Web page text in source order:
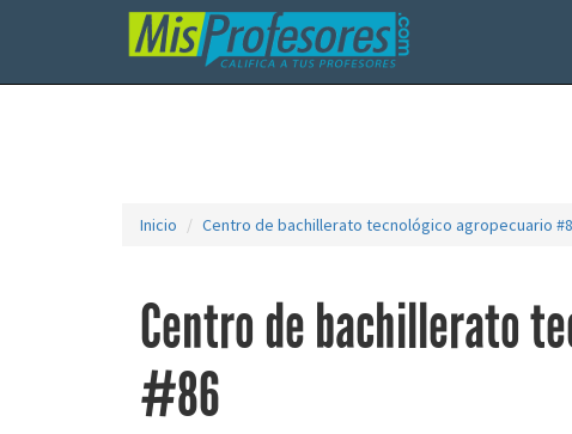
Inicio Centro de bachillerato tecnológico agropecuario
Centro de bachillerato
#86